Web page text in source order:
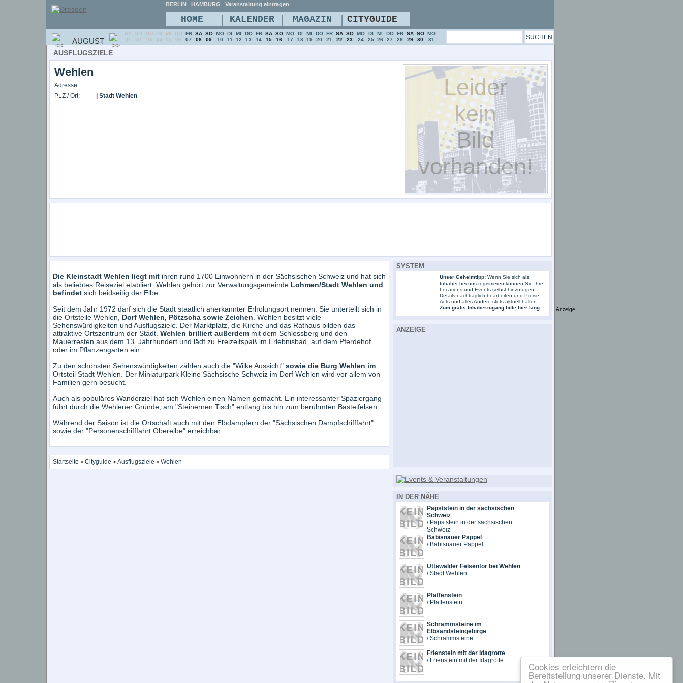
Cookies erleichtern die
Bereitstellung unserer Dienste. Mit
AUSFLUGSZIELE
Wehlen
Adresse:
PLZ / Ort:
| Stadt Wehlen
Leider
kein
Bild
vorhanden!
Die Kleinstadt Wehlen liegt mit ihren rund 1700 Einwohnern in der Sächsischen Schweiz und hat sich
als beliebtes Reiseziel etabliert. Wehlen gehört zur Verwaltungsgemeinde Lohmen/Stadt Wehlen und
befindetsich beidseitig der Elbe.
Seit dem Jahr 1972 darf sich die Stadt staatlich anerkannter Erholungsort nennen. Sie unterteilt sich in
die Ortsteile Wehlen,
Dorf Wehlen, Pötzscha sowie Zeichen . Wehlen besitzt viele
Sehenswürdigkeiten und Ausflugsziele. Der Marktplatz, die Kirche und das Rathaus bilden das
attraktive Ortszentrum der Stadt. Wehlen brilliert außerdemmit dem Schlossberg und den
Mauerresten aus dem 13. Jahrhundert und lädt zu Freizeitspaß im Erlebnisbad, auf dem Pferdehof
oder im Pflanzengarten ein.
Zu den schönsten Sehenswürdigkeiten zählen auch die "Wilke Aussicht" sowie die Burg Wehlen im
Ortsteil Stadt Wehlen. Der Miniaturpark Kleine Sächsische Schweiz im Dorf Wehlen wird vor allem von
Familien gern besucht.
Auch als populäres Wanderziel hat sich Wehlen einen Namen gemacht. Ein interessanter Spaziergang
führt durch die Wehlener Gründe, am "Steinernen Tisch" entlang bis hin zum berühmten Basteifelsen.
Während der Saison ist die Ortschaft auch mit den Elbdampfern der "Sächsischen Dampfschifffahrt"
sowie der "Personenschifffahrt Oberelbe" erreichbar.
Startseite > Cityguide > Ausflugsziele > Wehlen
SYSTEM
Unser Geheimtipp:Wenn Sie sich als
Inhaber bei uns registrieren können Sie Ihre
Locations und Events selbst hinzufügen,
Details nachträglich bearbeiten und Preise,
Acts und alles Andere stets aktuell halten.
Zum gratis Inhaberzugang bitte hier lang.
ANZEIGE
IN DER NÄHE
Papststein in der sächsischen
Schweiz
/ Papststein in der sächsischen
Schweiz
Babisnauer Pappel
/ Babisnauer Pappel
Uttewalder Felsentor bei Wehlen
/ Stadt Wehlen
Pfaffenstein
/ Pfaffenstein
Schrammsteine im
Elbsandsteingebirge
/ Schrammsteine
Frienstein mit der Idagrotte
/ Frienstein mit der Idagrotte
BERLIN | HAMBURG | Veranstaltung eintragen
HOME | KALENDER | MAGAZIN | CITYGUIDE
AUGUST
SA
01
SO
02
MO
03
DI
04
MI
05
DO
06
FR
07
SA
08
SO
09
MO
10
DI
11
MI
12
DO
13
FR
14
SA
15
SO
16
MO
17
DI
18
MI
19
DO
20
FR
21
SA
22
SO
23
MO
24
DI
25
MI
26
DO
27
FR
28
SA
29
SO
30
MO
31
Anzeige